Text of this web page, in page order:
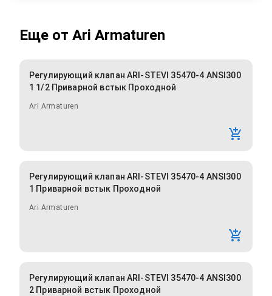
Еще от Ari Armaturen
Регулирующий клапан ARI-STEVI 35470-4 ANSI300
1 1/2 Приварной встык Проходной
Ari Armaturen
Регулирующий клапан ARI-STEVI 35470-4 ANSI300
1 Приварной встык Проходной
Ari Armaturen
Регулирующий клапан ARI-STEVI 35470-4 ANSI300
2 Приварной встык Проходной